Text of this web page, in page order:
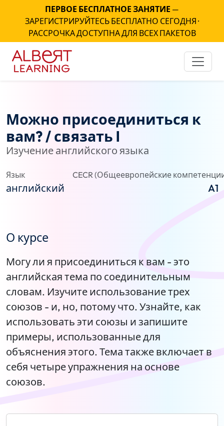
ПЕРВОЕ БЕСПЛАТНОЕ ЗАНЯТИЕ —
ЗАРЕГИСТРИРУЙТЕСЬ БЕСПЛАТНО СЕГОДНЯ ·
РАССРОЧКА ДОСТУПНА ДЛЯ ВСЕХ ПАКЕТОВ
Можно присоединиться к
вам? / связать l
Изучение английского языка
Язык
английский
CECR (Общеевропейские
A1
О курсе
Могу ли я присоединиться к вам - это
английская тема по соединительным
словам. Изучите использование трех
союзов - и, но, потому что. Узнайте, как
использовать эти союзы и запишите
примеры, использованные для
объяснения этого. Тема также включает в
себя четыре упражнения на основе
союзов.